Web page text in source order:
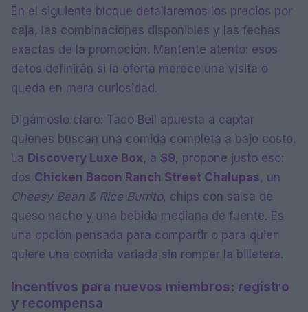
En el siguiente bloque detallaremos los precios por
caja, las combinaciones disponibles y las fechas
exactas de la promoción. Mantente atento: esos
datos definirán si la oferta merece una visita o
queda en mera curiosidad.
Digámoslo claro: Taco Bell apuesta a captar
quienes buscan una comida completa a bajo costo.
La Discovery Luxe Box, a $9, propone justo eso:
dos Chicken Bacon Ranch Street Chalupas, un
Cheesy Bean & Rice Burrito, chips con salsa de
queso nacho y una bebida mediana de fuente. Es
una opción pensada para compartir o para quien
quiere una comida variada sin romper la billetera.
Incentivos para nuevos miembros: registro
y recompensa